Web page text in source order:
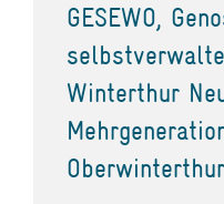
GESEWO,
Winterthur
Oberwinterthur